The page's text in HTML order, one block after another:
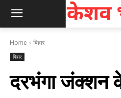
Home बिहार
बिहार
दरभंगा जंक्शन